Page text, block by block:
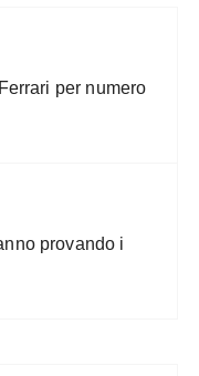
per numero
provando i